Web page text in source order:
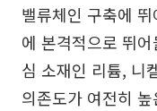
밸류체인 구축에
에 본격적으로 뛰
심 소재인 리튬, 니
의존도가 여전히